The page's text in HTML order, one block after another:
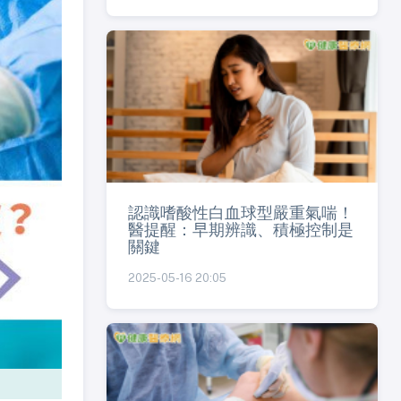
認識嗜酸性白血球型嚴重氣喘！
醫提醒：早期辨識、積極控制是
關鍵
2025-05-16 20:05